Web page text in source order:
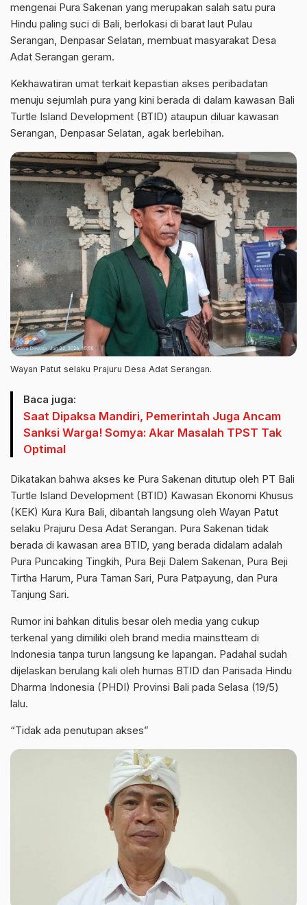
mengenai Pura Sakenan yang merupakan salah satu pura
Hindu paling suci di Bali, berlokasi di barat laut Pulau
Serangan, Denpasar Selatan, membuat masyarakat Desa
Adat Serangan geram.
Kekhawatiran umat terkait kepastian akses peribadatan
menuju sejumlah pura yang kini berada di dalam kawasan Bali
Turtle Island Development (BTID) ataupun diluar kawasan
Serangan, Denpasar Selatan, agak berlebihan.
Wayan Patut selaku Prajuru Desa Adat Serangan.
Baca juga:
Saat Dipaksa Mandiri, Pemerintah Juga Ancam
Sanksi Warga! Somya: Akar Masalah TPST Tak
Optimal
Dikatakan bahwa akses ke Pura Sakenan ditutup oleh PT Bali
Turtle Island Development (BTID) Kawasan Ekonomi Khusus
(KEK) Kura Kura Bali, dibantah langsung oleh Wayan Patut
selaku Prajuru Desa Adat Serangan. Pura Sakenan tidak
berada di kawasan area BTID, yang berada didalam adalah
Pura Puncaking Tingkih, Pura Beji Dalem Sakenan, Pura Beji
Tirtha Harum, Pura Taman Sari, Pura Patpayung, dan Pura
Tanjung Sari.
Rumor ini bahkan ditulis besar oleh media yang cukup
terkenal yang dimiliki oleh brand media mainstteam di
Indonesia tanpa turun langsung ke lapangan. Padahal sudah
dijelaskan berulang kali oleh humas BTID dan Parisada Hindu
Dharma Indonesia (PHDI) Provinsi Bali pada Selasa (19/5)
lalu.
“Tidak ada penutupan akses”